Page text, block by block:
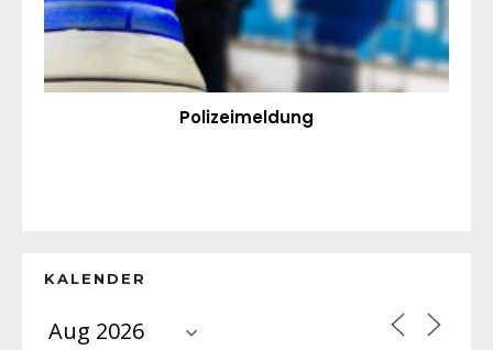
Polizeimeldung
KALENDER